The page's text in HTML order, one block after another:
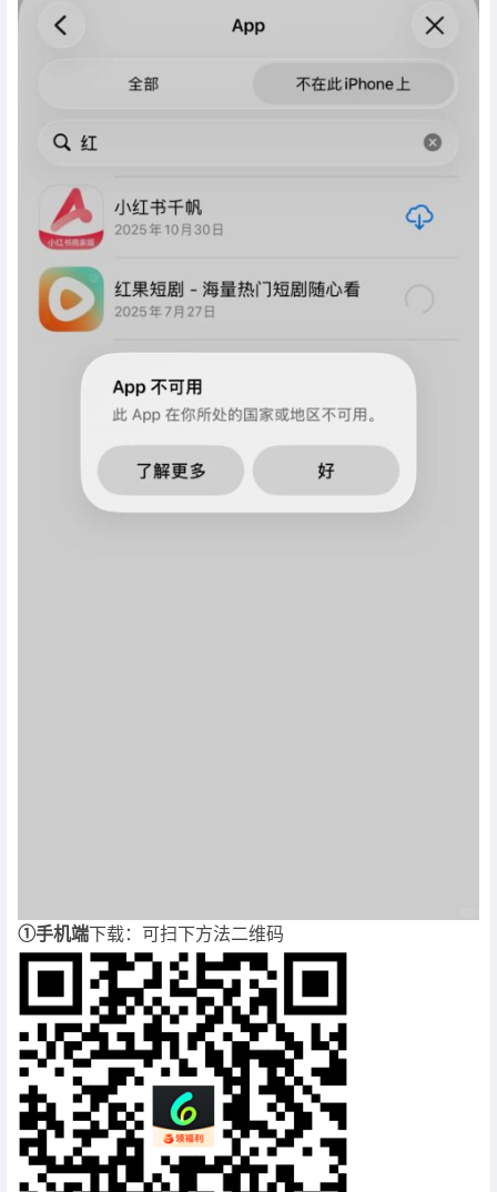
①手机端下载：可扫下方法二维码